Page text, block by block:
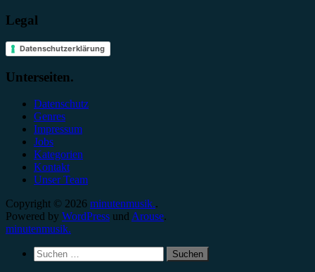
Legal
Datenschutzerklärung
Unterseiten.
Datenschutz
Genres
Impressum
Jobs
Kategorien
Kontakt
Unser Team
Copyright © 2026 minutenmusik..
Powered by WordPress und Arouse.
minutenmusik.
Suchen
nach: